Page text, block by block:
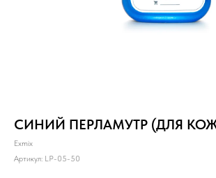
СИНИЙ ПЕРЛАМУТР (ДЛЯ
Exmix
Артикул: LP-05-50